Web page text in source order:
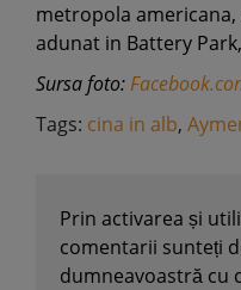
metropola
adunat in Battery
Sursa foto:
Tags: cina in alb,
Prin activarea și
comentarii sunteți
dumneavoastră cu